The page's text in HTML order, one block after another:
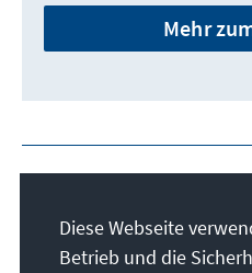
Mehr
Diese Webseite
Betrieb und die